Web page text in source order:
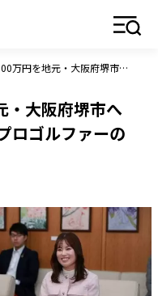
西村優菜が100万円を地元・大阪府堺市へ寄附！環境保全と未来のプロゴルファーのために役立てて
・大阪府堺市へ
ロゴルファーの